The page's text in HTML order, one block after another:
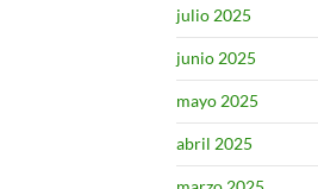
julio 2025
junio 2025
mayo 2025
abril 2025